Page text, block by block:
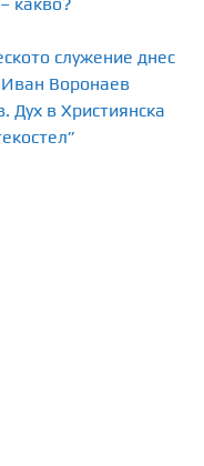
служение днес
Иван Воронаев
Дух в Християнска